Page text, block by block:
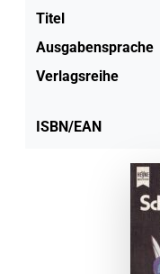
Titel
Ausgabensprache
Verlagsreihe
ISBN/EAN